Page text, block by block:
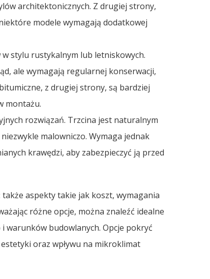
architektonicznych. Z drugiej strony,
modele wymagają dodatkowej
stylu rustykalnym lub letniskowych.
ale wymagają regularnej konserwacji,
z drugiej strony, są bardziej
montażu.
rozwiązań. Trzcina jest naturalnym
malowniczo. Wymaga jednak
krawędzi, aby zabezpieczyć ją przed
aspekty takie jak koszt, wymagania
różne opcje, można znaleźć idealne
warunków budowlanych. Opcje pokryć
oraz wpływu na mikroklimat